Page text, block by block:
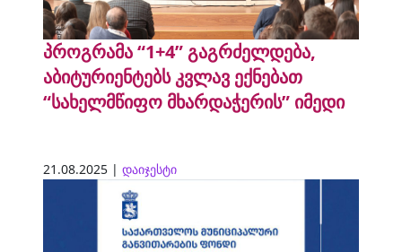
პროგრამა “1+4” გაგრძელდება,
აბიტურიენტებს კვლავ ექნებათ
“სახელმწიფო მხარდაჭერის” იმედი
21.08.2025 | დაიჯესტი